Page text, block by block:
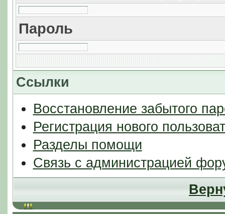
Пароль
Ссылки
Восстановление забытого
Регистрация нового
Разделы помощи
Связь с администрацией